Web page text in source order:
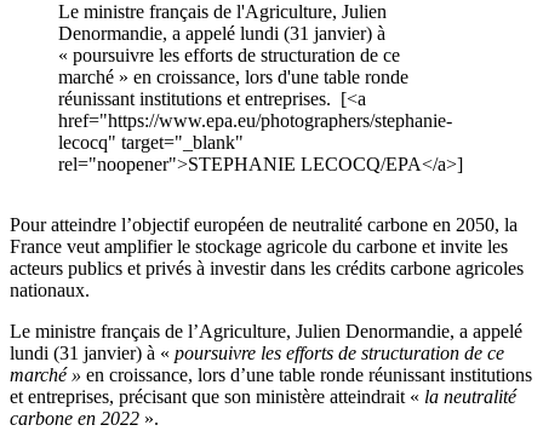
Le ministre français de l'Agriculture, Julien
Denormandie, a appelé lundi (31 janvier) à
« poursuivre les efforts de structuration de ce
marché » en croissance, lors d'une table ronde
réunissant institutions et entreprises. [<a
href="https://www.epa.eu/photographers/stephanie-
lecocq" target="_blank"
rel="noopener">STEPHANIE LECOCQ/EPA</a>]
Pour atteindre l’objectif européen de neutralité carbone en 2050, la
France veut amplifier le stockage agricole du carbone et invite les
acteurs publics et privés à investir dans les crédits carbone agricoles
nationaux.
Le ministre français de l’Agriculture, Julien Denormandie, a appelé
lundi (31 janvier) à « poursuivre les efforts de structuration de ce
marché » en croissance, lors d’une table ronde réunissant institutions
et entreprises, précisant que son ministère atteindrait « la neutralité
carbone en 2022 ».